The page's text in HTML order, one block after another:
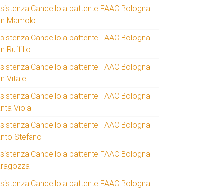
Cancello a battente FAAC Bologna
Mamolo
Cancello a battente FAAC Bologna
Ruffillo
Cancello a battente FAAC Bologna
Vitale
Cancello a battente FAAC Bologna
Viola
Cancello a battente FAAC Bologna
Stefano
Cancello a battente FAAC Bologna
Cancello a battente FAAC Bologna